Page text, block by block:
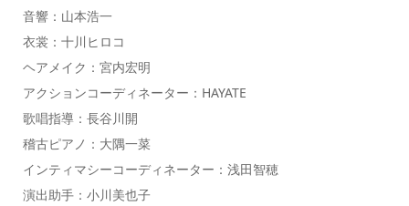
音響：山本浩一
衣裳：十川ヒロコ
ヘアメイク：宮内宏明
アクションコーディネーター：HAYATE
歌唱指導：長谷川開
稽古ピアノ：大隅一菜
インティマシーコーディネーター：浅田智穂
演出助手：小川美也子